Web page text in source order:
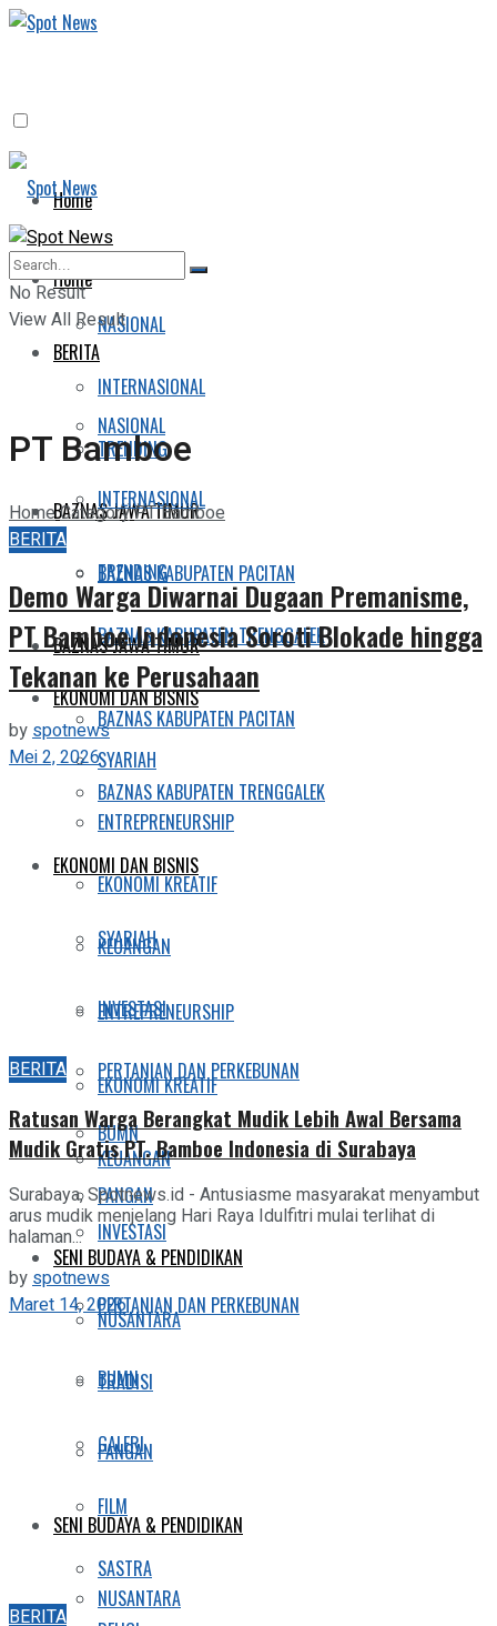
Home
BERITA
NASIONAL
INTERNASIONAL
TRENDING
BAZNAS JAWA TIMUR
BAZNAS KABUPATEN PACITAN
BAZNAS KABUPATEN TRENGGALEK
EKONOMI DAN BISNIS
SYARIAH
ENTREPRENEURSHIP
EKONOMI KREATIF
KEUANGAN
INVESTASI
PERTANIAN DAN PERKEBUNAN
BUMN
PANGAN
SENI BUDAYA & PENDIDIKAN
NUSANTARA
TRADISI
GALERI
FILM
SASTRA
Home
BERITA
NASIONAL
INTERNASIONAL
TRENDING
BAZNAS JAWA TIMUR
BAZNAS KABUPATEN PACITAN
BAZNAS KABUPATEN TRENGGALEK
EKONOMI DAN BISNIS
SYARIAH
ENTREPRENEURSHIP
EKONOMI KREATIF
KEUANGAN
INVESTASI
PERTANIAN DAN PERKEBUNAN
BUMN
PANGAN
SENI BUDAYA & PENDIDIKAN
NUSANTARA
No Result
View All Result
PT Bamboe
HomeCategoryPT Bamboe
BERITA
Demo Warga Diwarnai Dugaan Premanisme,
PT Bamboe Indonesia Soroti Blokade hingga
Tekanan ke Perusahaan
by spotnews
Mei 2, 2026
BERITA
Ratusan Warga Berangkat Mudik Lebih Awal Bersama
Mudik Gratis PT. Bamboe Indonesia di Surabaya
Surabaya, Spotnews.id - Antusiasme masyarakat menyambut
arus mudik menjelang Hari Raya Idulfitri mulai terlihat di
halaman...
byspotnews
Maret 14, 2026
BERITA